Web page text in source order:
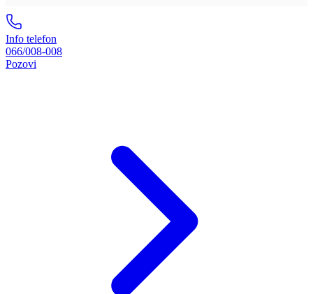
Info telefon
066/008-008
Pozovi